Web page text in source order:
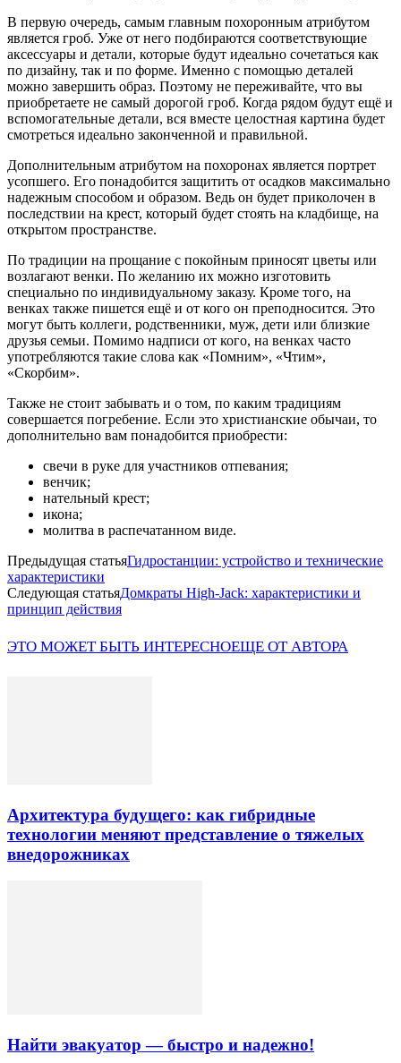
В первую очередь, самым главным похоронным атрибутом
является гроб. Уже от него подбираются соответствующие
аксессуары и детали, которые будут идеально сочетаться как
по дизайну, так и по форме. Именно с помощью деталей
можно завершить образ. Поэтому не переживайте, что вы
приобретаете не самый дорогой гроб. Когда рядом будут ещё и
вспомогательные детали, вся вместе целостная картина будет
смотреться идеально законченной и правильной.
Дополнительным атрибутом на похоронах является портрет
усопшего. Его понадобится защитить от осадков максимально
надежным способом и образом. Ведь он будет приколочен в
последствии на крест, который будет стоять на кладбище, на
открытом пространстве.
По традиции на прощание с покойным приносят цветы или
возлагают венки. По желанию их можно изготовить
специально по индивидуальному заказу. Кроме того, на
венках также пишется ещё и от кого он преподносится. Это
могут быть коллеги, родственники, муж, дети или близкие
друзья семьи. Помимо надписи от кого, на венках часто
употребляются такие слова как «Помним», «Чтим»,
«Скорбим».
Также не стоит забывать и о том, по каким традициям
совершается погребение. Если это христианские обычаи, то
дополнительно вам понадобится приобрести:
свечи в руке для участников отпевания;
венчик;
нательный крест;
икона;
молитва в распечатанном виде.
Предыдущая статьяГидростанции: устройство и технические
характеристики
Следующая статьяДомкраты High-Jack: характеристики и
принцип действия
ЭТО МОЖЕТ БЫТЬ ИНТЕРЕСНОЕЩЕ ОТ АВТОРА
Архитектура будущего: как гибридные
технологии меняют представление о тяжелых
внедорожниках
Найти эвакуатор — быстро и надежно!